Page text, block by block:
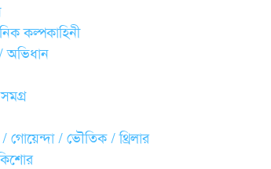
কল্পকাহিনী
অভিধান
গোয়েন্দা / ভৌতিক / থ্রিলার